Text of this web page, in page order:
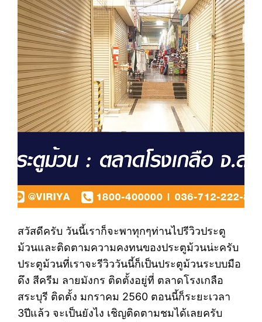
สวัสดีครับ วันนี้เราก็จะพาทุกๆท่านไปรีวิวประตู
ม้วนและติดตามความคงทนของประตูม้วนน่ะครับ
ประตูม้วนที่เราจะรีวิววันนี้ก็เป็นประตูม้วนระบบมือ
ดึง สีครีม ลายมังกร ติดตั้งอยู่ที่ ตลาดโรงเกลือ
สระบุรี ติดตั้ง มกราคม 2560 ตอนนี้ก็ระยะเวลา
3ปีแล้ว จะเป็นยังไง เชิญติดตามชมได้เลยครับ